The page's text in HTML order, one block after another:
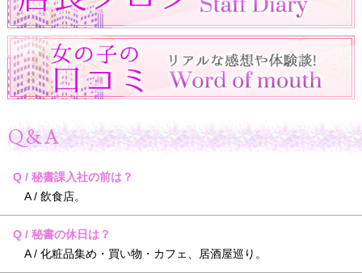
Q&A
Q / 秘書課入社の前は？
A / 飲食店。
Q / 秘書の休日は？
A / 化粧品集め・買い物・カフェ、居酒屋巡り。